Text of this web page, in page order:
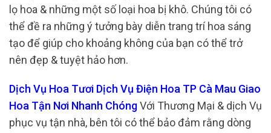
lọ hoa & những một số loại hoa bị khô. Chúng tôi có
thể đề ra những ý tưởng bày diễn trang trí hoa sáng
tạo để giúp cho khoảng không của bạn có thể trở
nên đẹp & tuyệt hảo hơn.
Dịch Vụ Hoa Tươi Dịch Vụ Điện Hoa TP Cà Mau Giao
Hoa Tận Nơi Nhanh ChóngVới Thương Mại & dịch Vụ
phục vụ tận nhà, bên tôi có thể bảo đảm rằng dòng